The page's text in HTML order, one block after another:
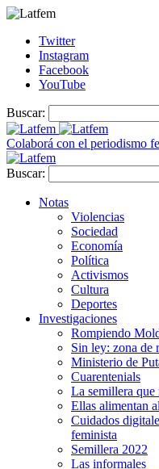
Twitter
Instagram
Facebook
YouTube
Buscar:
Colaborá con el periodismo
Buscar:
Notas
Violencias
Sociedad
Economía
Política
Activismos
Cultura
Deportes
Investigaciones
Rompiendo
Sin ley: zona de
Ministerio de
Cuarentenials
La semillera que
Ellas alimentan
Cuidados
feminista
Semillera 2022
Las informales